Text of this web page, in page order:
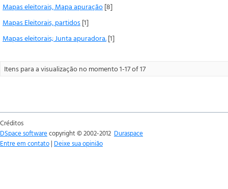
Mapas eleitorais, Mapa apuração[8]
Mapas Eleitorais, partidos[1]
Mapas eleitorais; Junta apuradora.[1]
Itens para a visualização no momento 1-17 of 17
Créditos
DSpace softwarecopyright © 2002-2012 Duraspace
Entre em contato | Deixe sua opinião